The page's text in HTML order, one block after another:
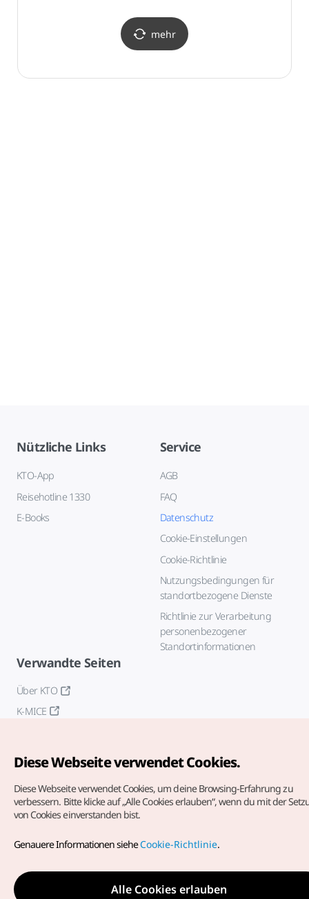
mehr
Nützliche Links
KTO-App
Reisehotline 1330
E-Books
Service
AGB
FAQ
Datenschutz
Cookie-Einstellungen
Cookie-Richtlinie
Nutzungsbedingungen für
standortbezogene Dienste
Richtlinie zur Verarbeitung
personenbezogener
Standortinformationen
Verwandte Seiten
Über KTO
K-MICE
vorbehalten.
dieoffizielle E-Mail-Adresse
german@knto.or.kr
Diese Webseite verwendet Cookies.
Diese Webseite verwendet Cookies, um deine Browsing-Erfahrung zu
verbessern. Bitte klicke auf „Alle Cookies erlauben“, wenn du mit der
von Cookies einverstanden bist.
Genauere Informationen sieheCookie-Richtlinie.
Alle Cookies erlauben